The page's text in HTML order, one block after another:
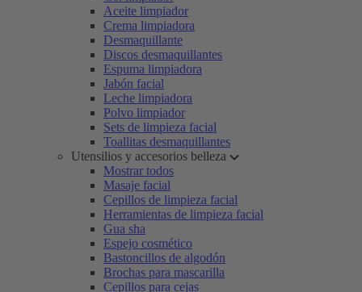
Aceite limpiador
Crema limpiadora
Desmaquillante
Discos desmaquillantes
Espuma limpiadora
Jabón facial
Leche limpiadora
Polvo limpiador
Sets de limpieza facial
Toallitas desmaquillantes
Utensilios y accesorios belleza
Mostrar todos
Masaje facial
Cepillos de limpieza facial
Herramientas de limpieza facial
Gua sha
Espejo cosmético
Bastoncillos de algodón
Brochas para mascarilla
Cepillos para cejas